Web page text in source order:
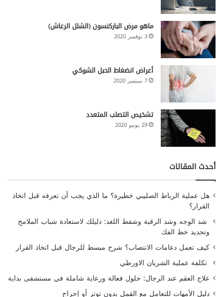
ماهو مرض الباركنسون (الشلل الرعاش)
3 نوفمبر 2020
أعراض انضغاط الحبل الشوكي
7 سبتمبر 2020
تشخيص التصلب المتعدد
29 يونيو 2020
أحدث المقالات
هل عملية الرباط الصليبي خطيرة؟ ما الذي يجب أن تعرفه قبل اتخاذ
القرار؟
شد الوجه وشد الرقبة وشفط اللغد: دليلك لاستعادة شباب الملامح
وتحديد خط الفك
كيف تعمل دعامات الانتصاب؟ شرح مبسط للرجال قبل اتخاذ القرار
تكلفة عملية الشريان الاورطي
علاج العقم عند الرجال: حلول فعالة ورعاية شاملة في مستشفى بداية
دليل الأمهات للتعامل مع القمل بدون توتر أو إحراج